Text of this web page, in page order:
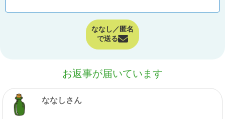
ななし／匿名
で送る
お返事が届いています
ななしさん